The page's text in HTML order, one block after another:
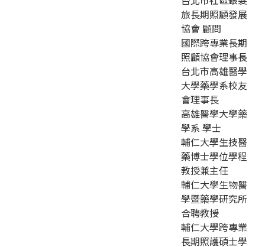
旅長期照顧發展
協會 顧問
國際跨專業長期
照顧協會理事長
台北市高雄醫學
大學藥學系校友
會理事長
高雄醫學大學藥
學系 學士
輔仁大學生技醫
藥博士學位學程
教授兼主任
輔仁大學生物醫
學暨藥學研究所
合聘教授
輔仁大學跨專業
長期照護碩士學